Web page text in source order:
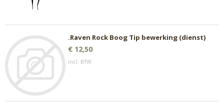
.Raven Rock Boog Tip bewerking (dienst)
€ 12,50
incl. BTW